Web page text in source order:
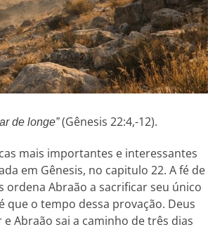
de longe”(Gênesis 22:4,-12).
mais importantes e interessantes
em Gênesis, no capitulo 22. A fé de
Abraão a sacrificar seu único
que o tempo dessa provação. Deus
Abraão sai a caminho de três dias